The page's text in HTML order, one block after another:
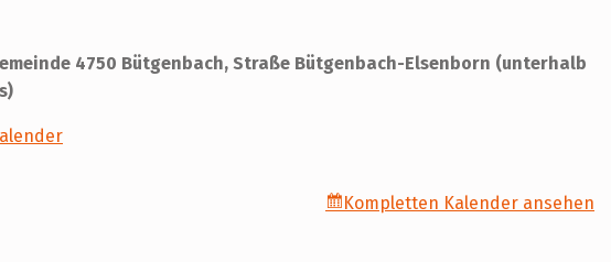
4750 Bütgenbach, Straße Bütgenbach-Elsenborn (unterhalb
Kompletten Kalender ansehen